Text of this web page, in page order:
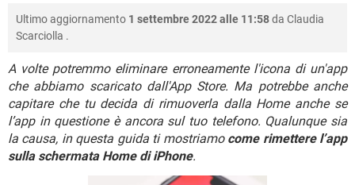
HARDWARE
INSTAGRAM WHATSAPP
HARDWARE
iOS
INSTAGRAM
TIKTOK FACEBOOK
HARDWARE
COVID-19 GAMING
iOS WINDOWS 10
INSTAGRAM WHATSAPP
TIKTOK FACEBOOK
HARDWARE
GLOSSARIO
COVID-19
INTRATTENIMENTO ANDROID
iOS WINDOWS 10
INSTAGRAM WHATSAPP
Ultimo aggiornamento 1 settembre 2022 alle 11:58da Claudia
Scarciolla .
A volte potremmo eliminare erroneamente l'icona di un'app
che abbiamo scaricato dall'App Store. Ma potrebbe anche
capitare che tu decida di rimuoverla dalla Home anche se
l’app in questione è ancora sul tuo telefono. Qualunque sia
la causa, in questa guida ti mostriamo come rimettere l’app
sulla schermata Home di iPhone.